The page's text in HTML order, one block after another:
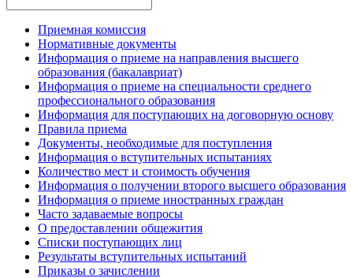
Приемная комиссия
Нормативные документы
Информация о приеме на направления высшего
образования (бакалавриат)
Информация о приеме на специальности среднего
профессионального образования
Информация для поступающих на договорную основу
Правила приема
Документы, необходимые для поступления
Информация о вступительных испытаниях
Количество мест и стоимость обучения
Информация о получении второго высшего образования
Информация о приеме иностранных граждан
Часто задаваемые вопросы
О предоставлении общежития
Списки поступающих лиц
Результаты вступительных испытаний
Приказы о зачислении